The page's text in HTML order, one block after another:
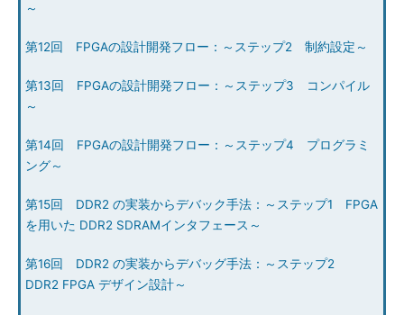
～
第12回 FPGAの設計開発フロー：～ステップ2 制約設定～
第13回 FPGAの設計開発フロー：～ステップ3 コンパイル
～
第14回 FPGAの設計開発フロー：～ステップ4 プログラミ
ング～
第15回 DDR2 の実装からデバック手法：～ステップ1 FPGA
を用いた DDR2 SDRAMインタフェース～
第16回 DDR2 の実装からデバッグ手法：～ステップ2
DDR2 FPGA デザイン設計～